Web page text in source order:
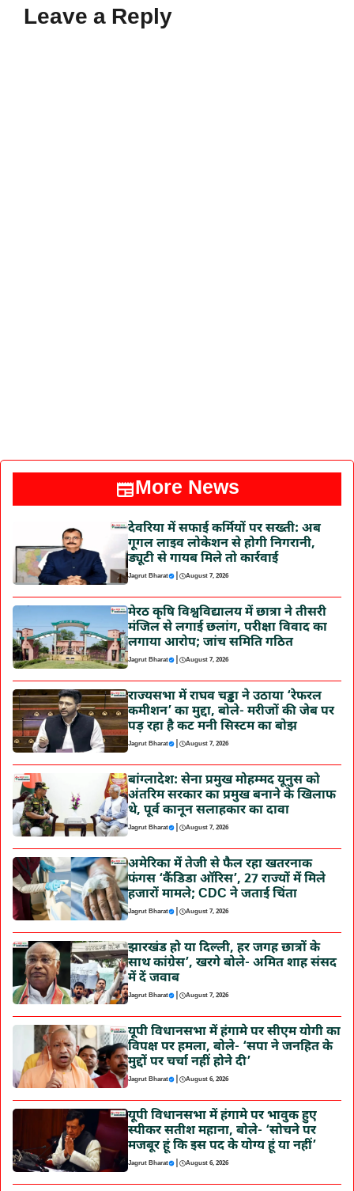
Leave a Reply
More News
देवरिया में सफाई कर्मियों पर सख्ती: अब
गूगल लाइव लोकेशन से होगी निगरानी,
ड्यूटी से गायब मिले तो कार्रवाई
Jagrut Bharat | August 7, 2026
मेरठ कृषि विश्वविद्यालय में छात्रा ने तीसरी
मंजिल से लगाई छलांग, परीक्षा विवाद का
लगाया आरोप; जांच समिति गठित
Jagrut Bharat | August 7, 2026
राज्यसभा में राघव चड्ढा ने उठाया ‘रेफरल
कमीशन’ का मुद्दा, बोले- मरीजों की जेब पर
पड़ रहा है कट मनी सिस्टम का बोझ
Jagrut Bharat | August 7, 2026
बांग्लादेश: सेना प्रमुख मोहम्मद यूनुस को
अंतरिम सरकार का प्रमुख बनाने के खिलाफ
थे, पूर्व कानून सलाहकार का दावा
Jagrut Bharat | August 7, 2026
अमेरिका में तेजी से फैल रहा खतरनाक
फंगस ‘कैंडिडा ऑरिस’, 27 राज्यों में मिले
हजारों मामले; CDC ने जताई चिंता
Jagrut Bharat | August 7, 2026
झारखंड हो या दिल्ली, हर जगह छात्रों के
साथ कांग्रेस’, खरगे बोले- अमित शाह संसद
में दें जवाब
Jagrut Bharat | August 7, 2026
यूपी विधानसभा में हंगामे पर सीएम योगी का
विपक्ष पर हमला, बोले- ‘सपा ने जनहित के
मुद्दों पर चर्चा नहीं होने दी’
Jagrut Bharat | August 6, 2026
यूपी विधानसभा में हंगामे पर भावुक हुए
स्पीकर सतीश महाना, बोले- ‘सोचने पर
मजबूर हूं कि इस पद के योग्य हूं या नहीं’
Jagrut Bharat | August 6, 2026